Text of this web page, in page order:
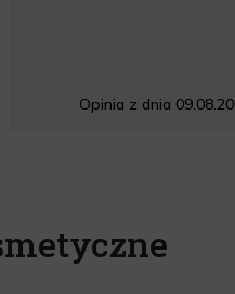
Opinia z dnia